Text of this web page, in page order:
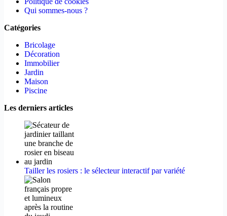
Qui sommes-nous ?
Catégories
Bricolage
Décoration
Immobilier
Jardin
Maison
Piscine
Les derniers articles
Tailler les rosiers : le sélecteur interactif par variété